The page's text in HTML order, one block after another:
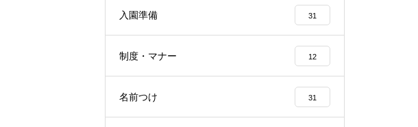
入園準備 31
制度・マナー 12
名前つけ 31